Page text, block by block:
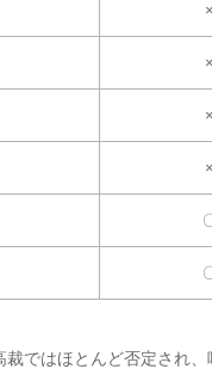
ではほとんど否定され